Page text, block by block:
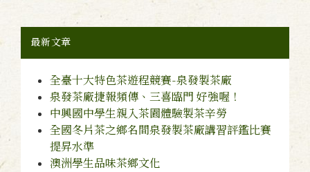
最新文章
全臺十大特色茶遊程競賽-泉發製茶廠
泉發茶廠捷報頻傳、三喜臨門 好強喔！
中興國中學生親入茶園體驗製茶辛勞
全國冬片茶之鄉名間泉發製茶廠講習評鑑比賽
提昇水準
澳洲學生品味茶鄉文化